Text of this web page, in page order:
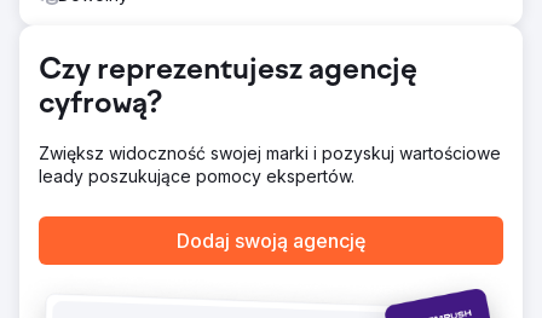
Czy reprezentujesz agencję
cyfrową?
Zwiększ widoczność swojej marki i pozyskuj wartościowe
leady poszukujące pomocy ekspertów.
Dodaj swoją agencję